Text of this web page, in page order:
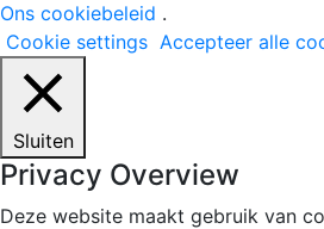
Ons cookiebeleid .
Cookie settings Accepteer alle
Sluiten
Privacy Overview
Deze website maakt gebruik van